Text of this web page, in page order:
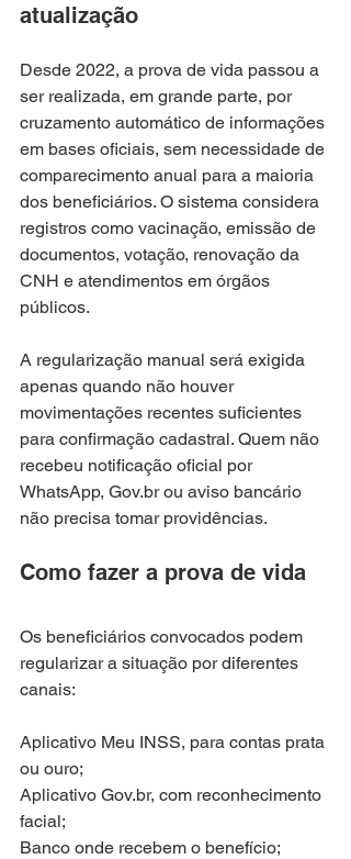
atualização
Desde 2022, a prova de vida passou a
ser realizada, em grande parte, por
cruzamento automático de informações
em bases oficiais, sem necessidade de
comparecimento anual para a maioria
dos beneficiários. O sistema considera
registros como vacinação, emissão de
documentos, votação, renovação da
CNH e atendimentos em órgãos
públicos.
A regularização manual será exigida
apenas quando não houver
movimentações recentes suficientes
para confirmação cadastral. Quem não
recebeu notificação oficial por
WhatsApp, Gov.br ou aviso bancário
não precisa tomar providências.
Como fazer a prova de vida
Os beneficiários convocados podem
regularizar a situação por diferentes
canais:
Aplicativo Meu INSS, para contas prata
ou ouro;
Aplicativo Gov.br, com reconhecimento
facial;
Banco onde recebem o benefício;